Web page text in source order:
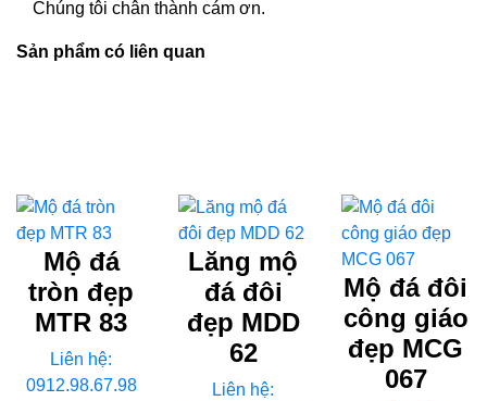
Chúng tôi chân thành cám ơn.
Sản phẩm có liên quan
Mộ đá
tròn đẹp
MTR 83
Liên hệ:
0912.98.67.98
Lăng mộ
đá đôi
đẹp MDD
62
Liên hệ:
Mộ đá đôi
công giáo
đẹp MCG
067